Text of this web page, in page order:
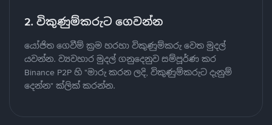
2. විකුණුම්කරුට ගෙවන්න
යෝජිත ගෙවීම් ක්‍රම හරහා විකුණුම්කරු වෙත මුදල්
යවන්න. ව්‍යවහාර මුදල් ගනුදෙනුව සම්පූර්ණ කර
Binance P2P හි "මාරු කරන ලදි, විකුණුම්කරුට දැනුම්
දෙන්න" ක්ලික් කරන්න.